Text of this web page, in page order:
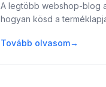
A legtöbb webshop-blog
hogyan kösd a
Tovább olvasom→